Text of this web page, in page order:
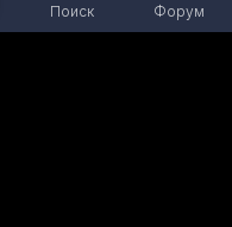
Поиск Форум